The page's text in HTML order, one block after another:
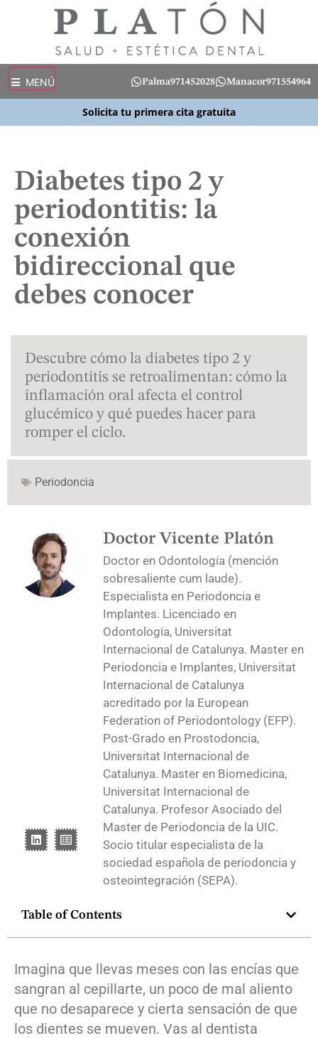
MENÚ Palma971452028 Manacor971554964
Solicita tu primera cita gratuita
Diabetes tipo 2 y
periodontitis: la
conexión
bidireccional que
debes conocer
Descubre cómo la diabetes tipo 2 y
periodontitis se retroalimentan: cómo la
inflamación oral afecta el control
glucémico y qué puedes hacer para
romper el ciclo.
Periodoncia
Doctor Vicente Platón
Doctor en Odontología (mención
sobresaliente cum laude).
Especialista en Periodoncia e
Implantes. Licenciado en
Odontología, Universitat
Internacional de Catalunya. Master en
Periodoncia e Implantes, Universitat
Internacional de Catalunya
acreditado por la European
Federation of Periodontology (EFP).
Post-Grado en Prostodoncia,
Universitat Internacional de
Catalunya. Master en Biomedicina,
Universitat Internacional de
Catalunya. Profesor Asociado del
Master de Periodoncia de la UIC.
Socio titular especialista de la
sociedad española de periodoncia y
osteointegración (SEPA).
Table of Contents
Imagina que llevas meses con las encías que
sangran al cepillarte, un poco de mal aliento
que no desaparece y cierta sensación de que
los dientes se mueven. Vas al dentista